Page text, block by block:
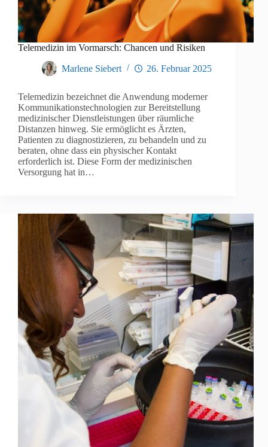
Telemedizin im Vormarsch: Chancen und Risiken
Marlene Siebert 26. Februar 2025
Telemedizin bezeichnet die Anwendung moderner
Kommunikationstechnologien zur Bereitstellung
medizinischer Dienstleistungen über räumliche
Distanzen hinweg. Sie ermöglicht es Ärzten,
Patienten zu diagnostizieren, zu behandeln und zu
beraten, ohne dass ein physischer Kontakt
erforderlich ist. Diese Form der medizinischen
Versorgung hat in…